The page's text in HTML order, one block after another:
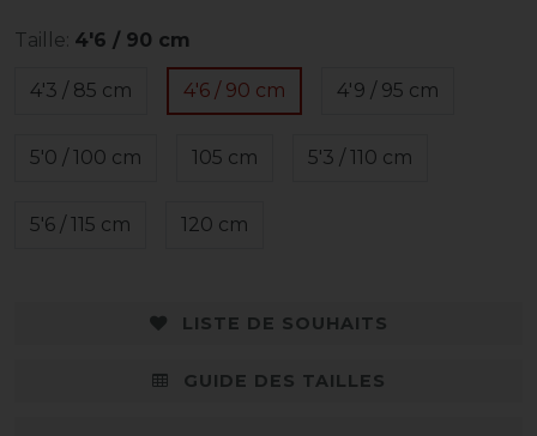
Taille: 4'6 / 90 cm
4'3 / 85 cm 4'6 / 90 cm 4'9 / 95 cm
5'0 / 100 cm 105 cm 5'3 / 110 cm
5'6 / 115 cm 120 cm
LISTE DE SOUHAITS
GUIDE DES TAILLES